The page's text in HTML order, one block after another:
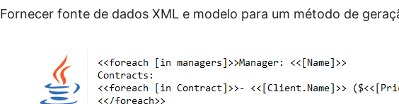
Fornecer fonte de dados XML e modelo para um método de